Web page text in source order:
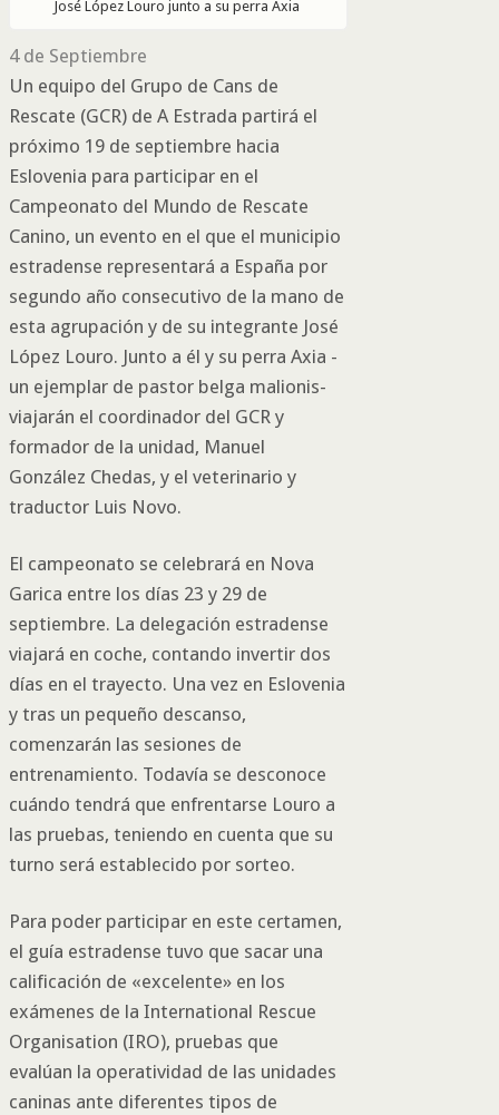
José López Louro junto a su perra Axia
4 de Septiembre
Un equipo del Grupo de Cans de
Rescate (GCR) de A Estrada partirá el
próximo 19 de septiembre hacia
Eslovenia para participar en el
Campeonato del Mundo de Rescate
Canino, un evento en el que el municipio
estradense representará a España por
segundo año consecutivo de la mano de
esta agrupación y de su integrante José
López Louro. Junto a él y su perra Axia -
un ejemplar de pastor belga malionis-
viajarán el coordinador del GCR y
formador de la unidad, Manuel
González Chedas, y el veterinario y
traductor Luis Novo.
El campeonato se celebrará en Nova
Garica entre los días 23 y 29 de
septiembre. La delegación estradense
viajará en coche, contando invertir dos
días en el trayecto. Una vez en Eslovenia
y tras un pequeño descanso,
comenzarán las sesiones de
entrenamiento. Todavía se desconoce
cuándo tendrá que enfrentarse Louro a
las pruebas, teniendo en cuenta que su
turno será establecido por sorteo.
Para poder participar en este certamen,
el guía estradense tuvo que sacar una
calificación de «excelente» en los
exámenes de la International Rescue
Organisation (IRO), pruebas que
evalúan la operatividad de las unidades
caninas ante diferentes tipos de